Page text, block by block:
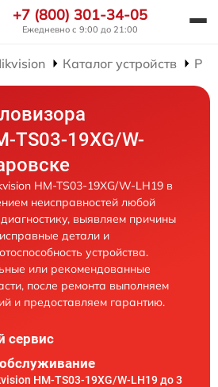
+7 (800) 301-34-05
Ежедневно с 9:00 до 21:00
Каталог устройств
TS03-19XG/W-
HM-TS03-19XG/W-LH19 в
неисправностей любой
выявляем причины
детали и
устройства.
или рекомендованные
после ремонта выполняем
и предоставляем гарантию.
сервис
HM-TS03-19XG/W-LH19 до 3